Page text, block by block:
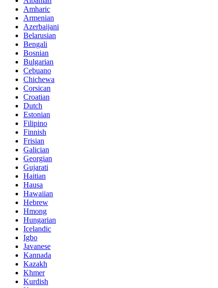
Amharic
Armenian
Azerbaijani
Belarusian
Bengali
Bosnian
Bulgarian
Cebuano
Chichewa
Corsican
Croatian
Dutch
Estonian
Filipino
Finnish
Frisian
Galician
Georgian
Gujarati
Haitian
Hausa
Hawaiian
Hebrew
Hmong
Hungarian
Icelandic
Igbo
Javanese
Kannada
Kazakh
Khmer
Kurdish